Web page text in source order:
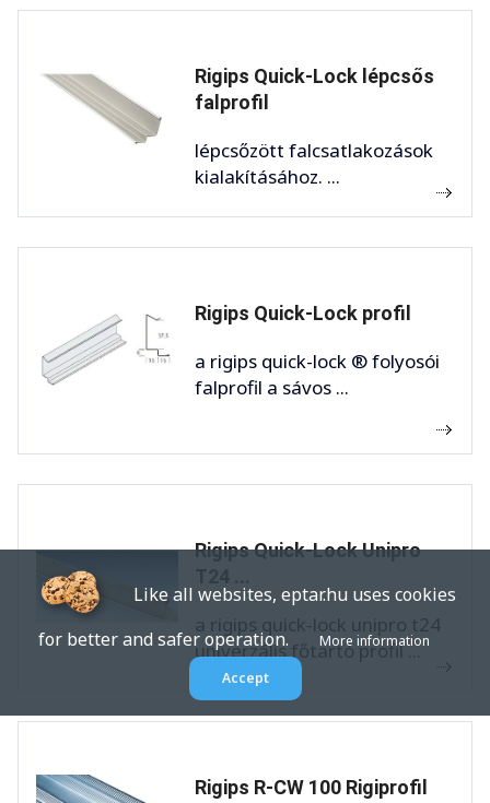
Rigips Quick-Lock lépcsős
falprofil
lépcsőzött falcsatlakozások
kialakításához. ...
Rigips Quick-Lock profil
a rigips quick-lock ® folyosói
falprofil a sávos ...
Rigips Quick-Lock Unipro
a rigips quick-lock unipro t24
univerzális főtartó profil ...
Rigips R-CW 100 Rigiprofil
Like all websites, eptar.hu uses cookies
for better and safer operation. More information
Accept